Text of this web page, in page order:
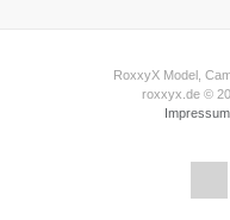
RoxxyX Model,
roxxyx.de ©
Impressum